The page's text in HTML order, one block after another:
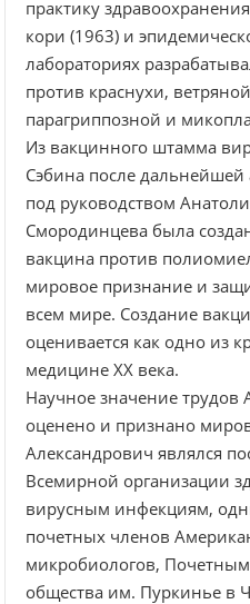
практику
кори (1963) и
лабораториях
против краснухи,
парагриппозной и
Из вакцинного штамма
Сэбина после дальнейшей
под руководством
Смородинцева была
вакцина против
мировое признание и
всем мире. Создание
оценивается как одно из
медицине ХХ века.
Научное значение
оценено и признано
Александрович являлся
Всемирной организации
вирусным инфекциям,
почетных членов
микробиологов,
общества им. Пуркинье в